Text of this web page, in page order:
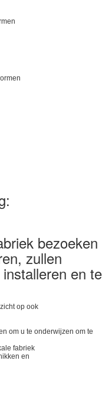
bezoeken
zullen
en te
op ook
om u te onderwijzen om te
fabriek
en